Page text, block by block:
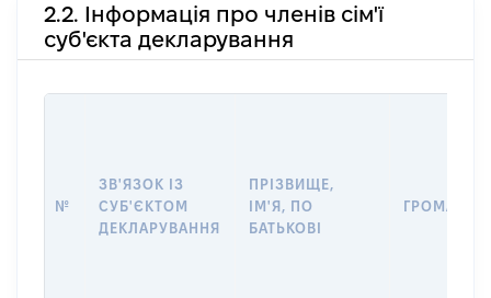
2.2. Інформація про членів сім'ї
суб'єкта декларування
№
ЗВ'ЯЗОК ІЗ
СУБ'ЄКТОМ
ДЕКЛАРУВАННЯ
ПРІЗВИЩЕ,
ІМ'Я, ПО
БАТЬКОВІ